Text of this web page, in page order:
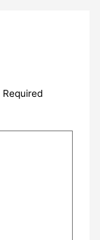
Required